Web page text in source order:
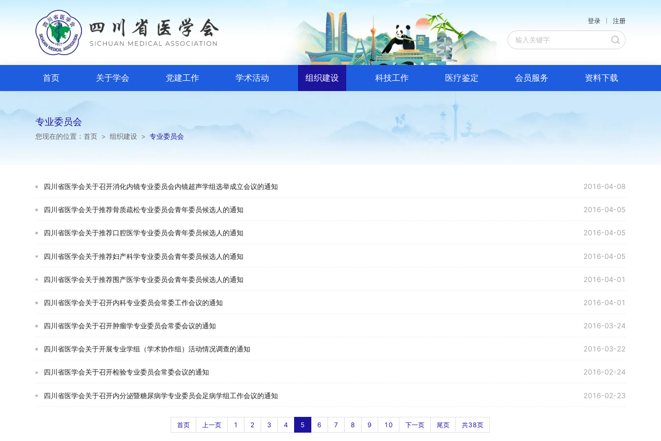
登录 注册
首页 关于学会 党建工作 学术活动 组织建设 科技工作 医疗鉴定 会员服务 资料下载
专业委员会
您现在的位置： 首页 > 组织建设 > 专业委员会
四川省医学会关于召开消化内镜专业委员会内镜超声学组选举成立会议的通知 2016-04-08
四川省医学会关于推荐骨质疏松专业委员会青年委员候选人的通知 2016-04-05
四川省医学会关于推荐口腔医学专业委员会青年委员候选人的通知 2016-04-05
四川省医学会关于推荐妇产科学专业委员会青年委员候选人的通知 2016-04-05
四川省医学会关于推荐围产医学专业委员会青年委员候选人的通知 2016-04-01
四川省医学会关于召开内科专业委员会常委工作会议的通知 2016-04-01
四川省医学会关于召开肿瘤学专业委员会常委会议的通知 2016-03-24
四川省医学会关于开展专业学组（学术协作组）活动情况调查的通知 2016-03-22
四川省医学会关于召开检验专业委员会常委会议的通知 2016-02-24
四川省医学会关于召开内分泌暨糖尿病学专业委员会足病学组工作会议的通知 2016-02-23
首页 上一页 1 2 3 4 5 6 7 8 9 10 下一页 尾页 共38页